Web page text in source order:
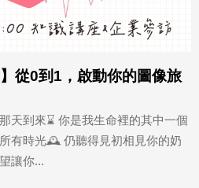
從0到1，啟動你的圖像旅
天到來⌛️ 你是我生命裡的其中一個
有時光🕰 仍聽得見初相見你的奶
讓你...